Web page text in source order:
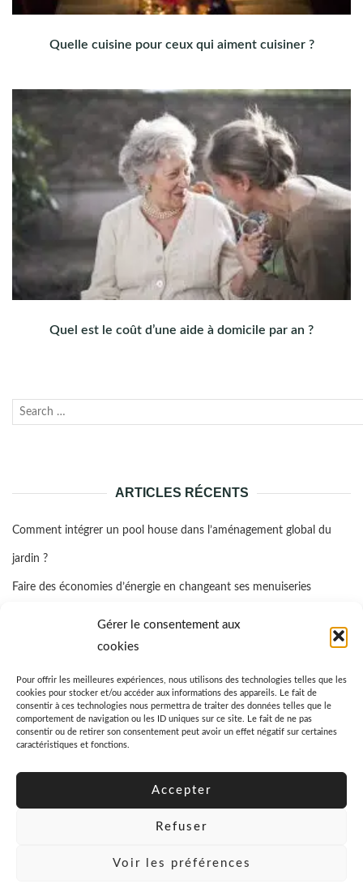
Gérer le consentement aux
cookies
Pour offrir les meilleures expériences, nous utilisons des technologies telles que les
cookies pour stocker et/ou accéder aux informations des appareils. Le fait de
consentir à ces technologies nous permettra de traiter des données telles que le
comportement de navigation ou les ID uniques sur ce site. Le fait de ne pas
consentir ou de retirer son consentement peut avoir un effet négatif sur certaines
caractéristiques et fonctions.
Accepter
Refuser
Voir les préférences
Quelle cuisine pour ceux qui aiment cuisiner ?
Quel est le coût d’une aide à domicile par an ?
Recherche
ARTICLES RÉCENTS
Comment intégrer un pool house dans l’aménagement global du
jardin ?
Faire des économies d’énergie en changeant ses menuiseries
Comment favoriser la cicatrisation rapide d’un coussinet blessé d’un
Quel est le prix moyen d’un garde-meuble ?